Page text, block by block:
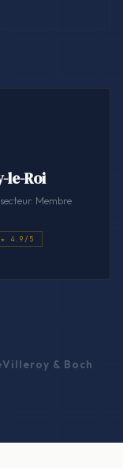
le-Roi
Membre
★ 4.9/5
Villeroy & Boch